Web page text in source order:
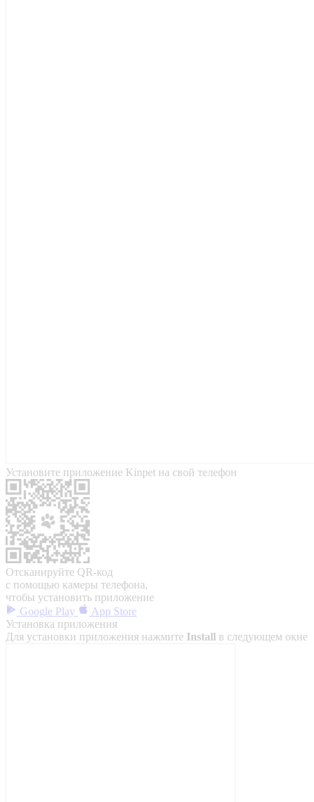
Установите приложение Kinpet на свой телефон
Отсканируйте QR-код
с помощью камеры телефона,
чтобы установить приложение
Google Play
App Store
Установка приложения
Для установки приложения нажмите Install в следующем окне